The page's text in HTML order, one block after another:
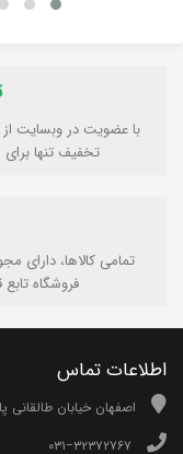
با عضویت در وبسایت
تخفیف تنها
تمامی كالاها، دارای
فروشگاه
اطلاعات تماس
اصفهان خیابان